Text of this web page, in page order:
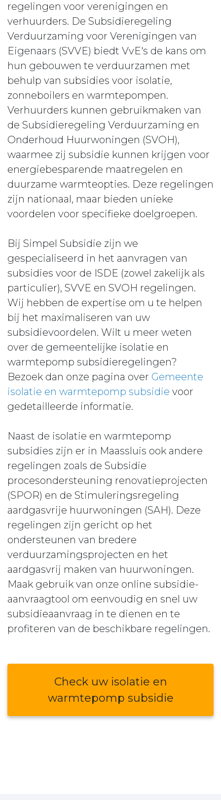
regelingen voor verenigingen en
verhuurders. De Subsidieregeling
Verduurzaming voor Verenigingen van
Eigenaars (SVVE) biedt VvE's de kans om
hun gebouwen te verduurzamen met
behulp van subsidies voor isolatie,
zonneboilers en warmtepompen.
Verhuurders kunnen gebruikmaken van
de Subsidieregeling Verduurzaming en
Onderhoud Huurwoningen (SVOH),
waarmee zij subsidie kunnen krijgen voor
energiebesparende maatregelen en
duurzame warmteopties. Deze regelingen
zijn nationaal, maar bieden unieke
voordelen voor specifieke doelgroepen.
Bij Simpel Subsidie zijn we
gespecialiseerd in het aanvragen van
subsidies voor de ISDE (zowel zakelijk als
particulier), SVVE en SVOH regelingen.
Wij hebben de expertise om u te helpen
bij het maximaliseren van uw
subsidievoordelen. Wilt u meer weten
over de gemeentelijke isolatie en
warmtepomp subsidieregelingen?
Bezoek dan onze pagina over Gemeente
isolatie en warmtepomp subsidie voor
gedetailleerde informatie.
Naast de isolatie en warmtepomp
subsidies zijn er in Maassluis ook andere
regelingen zoals de Subsidie
procesondersteuning renovatieprojecten
(SPOR) en de Stimuleringsregeling
aardgasvrije huurwoningen (SAH). Deze
regelingen zijn gericht op het
ondersteunen van bredere
verduurzamingsprojecten en het
aardgasvrij maken van huurwoningen.
Maak gebruik van onze online subsidie-
aanvraagtool om eenvoudig en snel uw
subsidieaanvraag in te dienen en te
profiteren van de beschikbare regelingen.
Check uw isolatie en
warmtepomp subsidie